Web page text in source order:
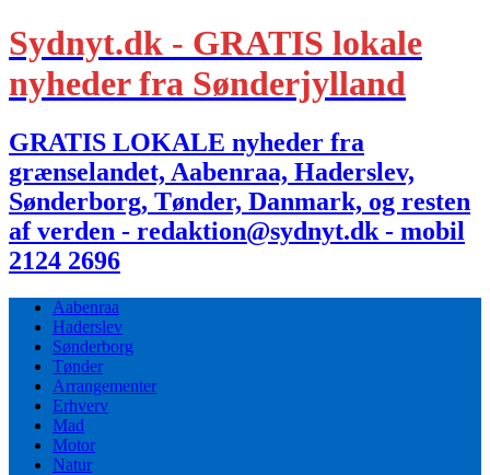
Sydnyt.dk - GRATIS lokale
nyheder fra Sønderjylland
GRATIS LOKALE nyheder fra
grænselandet, Aabenraa, Haderslev,
Sønderborg, Tønder, Danmark, og resten
af verden - redaktion@sydnyt.dk - mobil
2124 2696
Aabenraa
Haderslev
Sønderborg
Tønder
Arrangementer
Erhverv
Mad
Motor
Natur